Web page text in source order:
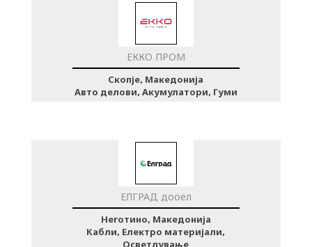
ЕККО ПРОМ
Скопје, Македонија
Авто делови, Акумулатори, Гуми
ЕЛГРАД дооел
Неготино, Македонија
Кабли, Електро материјали,
Осветлување